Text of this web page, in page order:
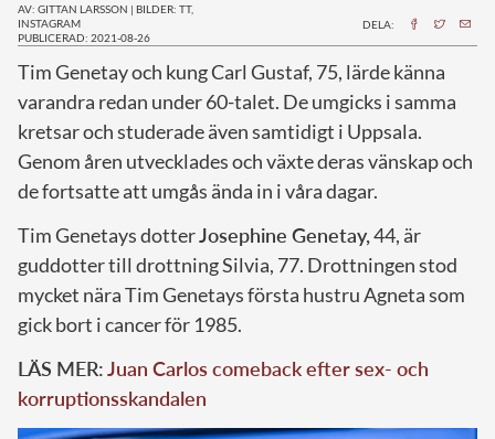
AV: GITTAN LARSSON | BILDER: TT,
INSTAGRAM
PUBLICERAD: 2021-08-26
DELA:
Tim Genetay och kung Carl Gustaf, 75, lärde känna
varandra redan under 60-talet. De umgicks i samma
kretsar och studerade även samtidigt i Uppsala.
Genom åren utvecklades och växte deras vänskap och
de fortsatte att umgås ända in i våra dagar.
Tim Genetays dotterJosephine Genetay,44, är
guddotter till drottning Silvia, 77. Drottningen stod
mycket nära Tim Genetays första hustru Agneta som
gick bort i cancer för 1985.
LÄS MER:Juan Carlos comeback efter sex- och
korruptionsskandalen